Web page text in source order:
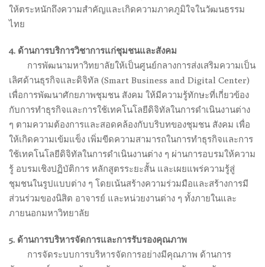
ให้ตระหนักถึงความสำคัญและเกิดความภาคภูมิใจในวัฒนธรรม
ไทย
4. ด้านการบริการวิชาการแก่ชุมชนและสังคม
การพัฒนามหาวิทยาลัยให้เป็นศูนย์กลางการส่งเสริมความเป็น
เลิศด้านธุรกิจและดิจิทัล (Smart Business and Digital Center)
เพื่อการพัฒนาศักยภาพชุมชน สังคม ให้มีความรู้ทักษะที่เกี่ยวข้อง
กับการทำธุรกิจและการใช้เทคโนโลยีดิจิทัลในการดำเนินงานต่าง
ๆ ตามความต้องการและสอดคล้องกับบริบทของชุมชน สังคม เพื่อ
ให้เกิดความเข้มแข็ง เพิ่มขีดความสามารถในการทำธุรกิจและการ
ใช้เทคโนโลยีดิจิทัลในการดำเนินงานต่าง ๆ ผ่านการอบรมให้ความ
รู้ อบรมเชิงปฏิบัติการ หลักสูตรระยะสั้น และเผยแพร่ความรู้สู่
ชุมชนในรูปแบบต่าง ๆ โดยเน้นสร้างความร่วมมือและสร้างการมี
ส่วนร่วมของนิสิต อาจารย์ และหน่วยงานต่าง ๆ ทั้งภายในและ
ภายนอกมหาวิทยาลัย
5. ด้านการบริหารจัดการและการรับรองคุณภาพ
การจัดระบบการบริหารจัดการอย่างมีคุณภาพ ด้านการ